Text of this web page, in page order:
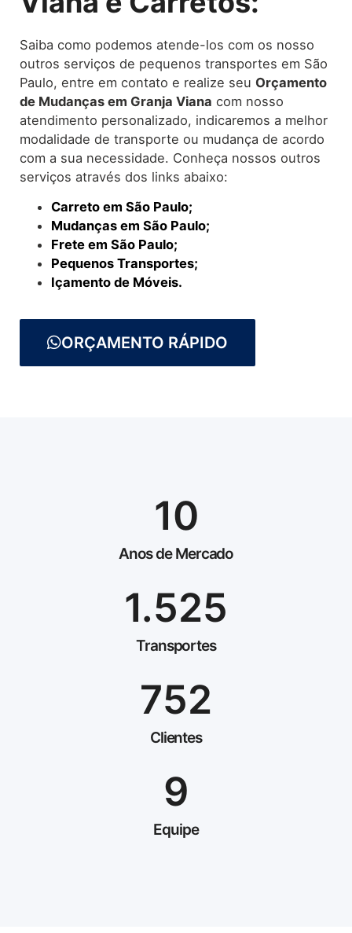
Saiba como podemos atende-los com os nosso
outros serviços de pequenos transportes em São
Paulo, entre em contato e realize seu Orçamento
de Mudanças em Granja Viana com nosso
atendimento personalizado, indicaremos a melhor
modalidade de transporte ou mudança de acordo
com a sua necessidade. Conheça nossos outros
serviços através dos links abaixo:
Carreto em São Paulo;
Mudanças em São Paulo;
Frete em São Paulo;
Pequenos Transportes;
Içamento de Móveis.
ORÇAMENTO RÁPIDO
Anos de Mercado
10
Transportes
1.525
Clientes
752
Equipe
9